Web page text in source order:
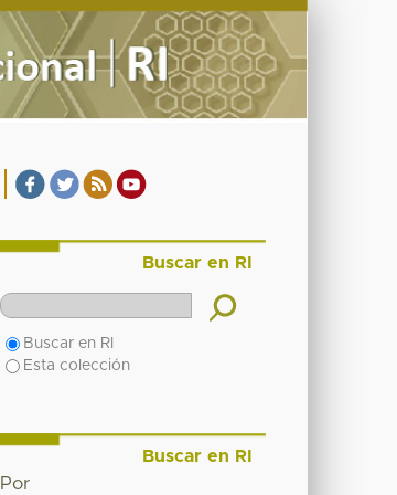
Buscar en RI
Buscar en RI
Esta colección
Buscar en RI
Por